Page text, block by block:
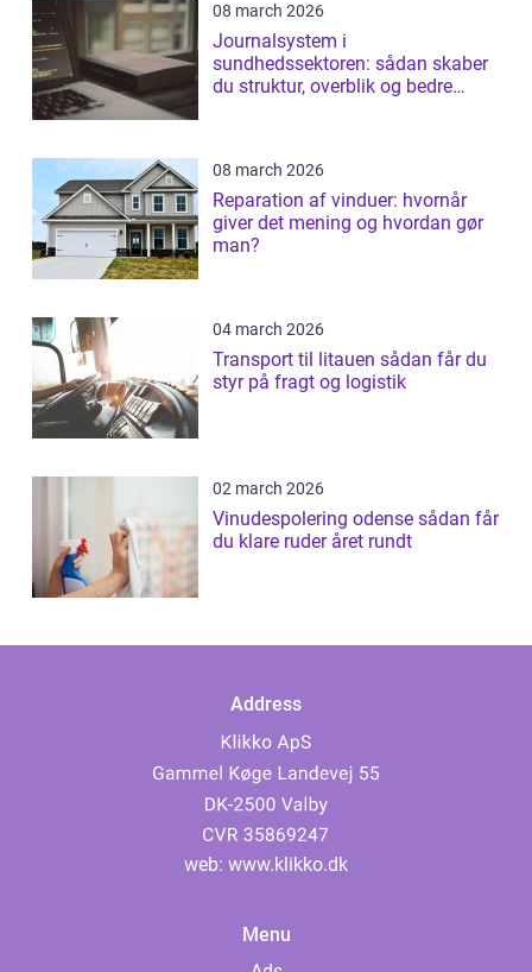
08 march 2026
Journalsystem i
sundhedssektoren: sådan skaber
du struktur, overblik og bedre
08 march 2026
Reparation af vinduer: hvornår
giver det mening og hvordan gør
man?
04 march 2026
Transport til litauen sådan får du
styr på fragt og logistik
02 march 2026
Vinudespolering odense sådan får
du klare ruder året rundt
Address
web: www.klikko.dk
Menu